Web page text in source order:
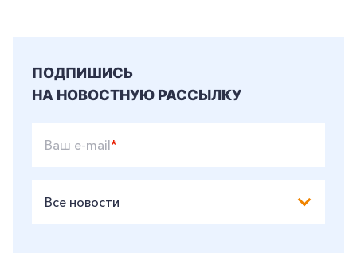
ПОДПИШИСЬ
НА НОВОСТНУЮ РАССЫЛКУ
Ваш e-mail*
Все новости